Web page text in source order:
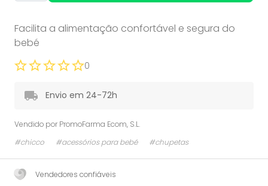
Facilita a alimentação confortável e segura do
bebé
0
Envio em 24-72h
Vendido por PromoFarma Ecom, S.L.
#chicco
#acessórios para bebé #chupetas
Vendedores confiáveis